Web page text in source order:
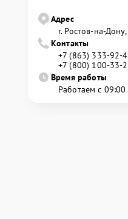
Адрес
г. Ростов-на-
Контакты
+7 (863) 333-92-
+7 (800) 100-33-
Время работы
Работаем с